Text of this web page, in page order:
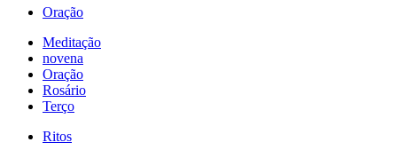
Oração
Meditação
novena
Oração
Rosário
Terço
Ritos